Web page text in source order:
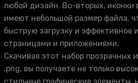
любой дизайн. Во-вторых, иконки
имеют небольшой размер файла,
быструю загрузку и эффективное
страницами и приложениями.
Скачивая этот набор прозрачных
.png, вы получаете не только